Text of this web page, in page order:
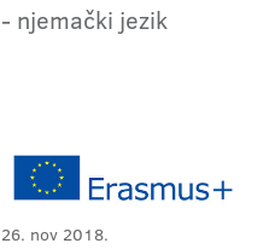
- njemački jezik
26. nov 2018.